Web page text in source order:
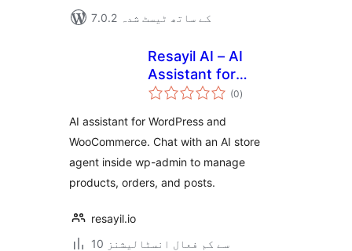
7.0.2 کے ساتھ ٹیسٹ شدہ
Resayil AI – AI
Assistant for
WooCommerce
(0مجموعی
درجہ
)
AI assistant for WordPress and
WooCommerce. Chat with an AI store
agent inside wp-admin to manage
products, orders, and posts.
resayil.io
10 سے کم فعال انسٹالیشنز